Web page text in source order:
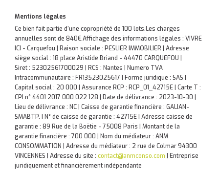
Mentions légales
Ce bien fait partie d'une copropriété de 100 lots.Les charges
annuelles sont de 840€.Affichage des informations légales : VIVRE
ICI - Carquefou | Raison sociale : PESLIER IMMOBILIER | Adresse
siège social : 18 place Aristide Briand - 44470 CARQUEFOU |
Siret : 52302561700029 | RCS : Nantes | Numero TVA
Intracommunautaire : FR13523025617 | Forme juridique : SAS |
Capital social : 20 000 | Assurance RCP : RCP_01_42715E | Carte T :
CPI n° 4401 2017 000 022 128 | Date de délivrance : 2023-10-30 |
Lieu de délivrance : NC | Caisse de garantie financière : GALIAN-
SMABTP. | N° de caisse de garantie : 42715E | Adresse caisse de
garantie : 89 Rue de la Boëtie - 75008 Paris | Montant de la
garantie financière : 700 000 | Nom du médiateur : ANM
CONSOMMATION | Adresse du médiateur : 2 rue de Colmar 94300
VINCENNES | Adresse du site : contact@anmconso.com
Entreprise
juridiquement et financièrement indépendante